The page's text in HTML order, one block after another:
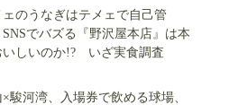
ェのうなぎはテメェで自己管
でバズる『野沢屋本店』は本
いしいのか!? いざ実食調査
駿河湾、入場券で飲める球場、